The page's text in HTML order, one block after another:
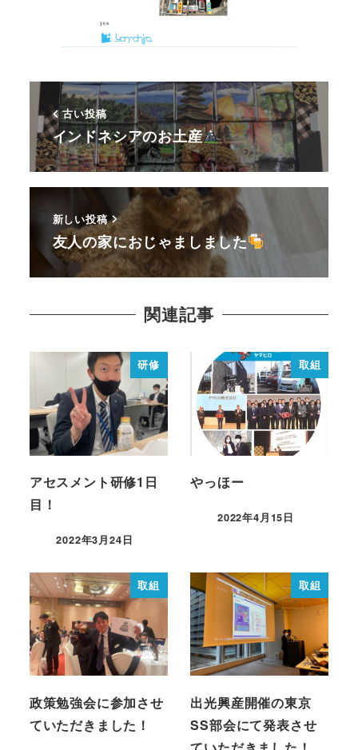
古い投稿
インドネシアのお土産
新しい投稿
友人の家におじゃましました
関連記事
研修
アセスメント研修1日
目！
2022年3月24日
取組
やっほー
2022年4月15日
取組
政策勉強会に参加させ
ていただきました！
取組
出光興産開催の東京
SS部会にて発表させ